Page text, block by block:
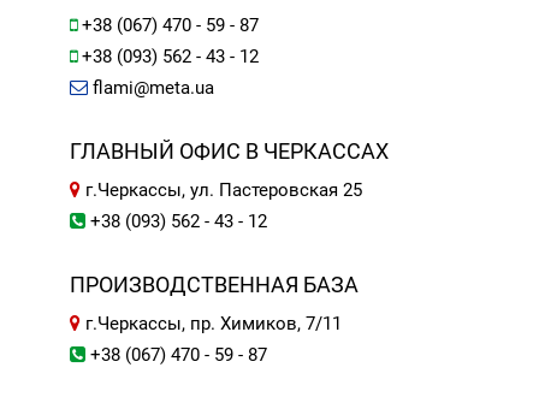
+38 (067) 470 - 59 - 87
+38 (093) 562 - 43 - 12
flami@meta.ua
ГЛАВНЫЙ ОФИС В ЧЕРКАССАХ
г.Черкассы, ул. Пастеровская 25
+38 (093) 562 - 43 - 12
ПРОИЗВОДСТВЕННАЯ БАЗА
г.Черкассы, пр. Химиков, 7/11
+38 (067) 470 - 59 - 87